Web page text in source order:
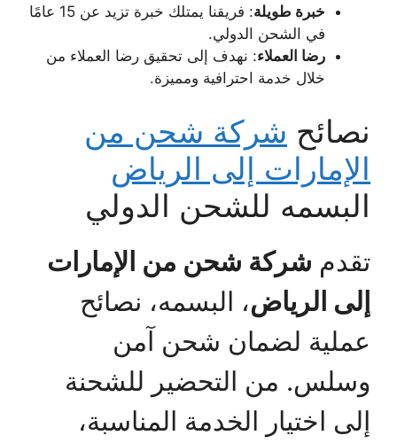
خبرة طويلة
: فريقنا يمتلك خبرة تزيد عن 15 عامًا
في الشحن الدولي.
رضا العملاء: نهدف إلى تحقيق رضا العملاء من
خلال خدمة احترافية ومميزة.
نصائح شركة شحن من
الإمارات إلى الرياض
البسمه للشحن الدولي
تقدم شركة شحن من الإمارات
إلى الرياض، البسمه، نصائح
عملية لضمان شحن آمن
وسلس. من التحضير للشحنة
إلى اختيار الخدمة المناسبة،